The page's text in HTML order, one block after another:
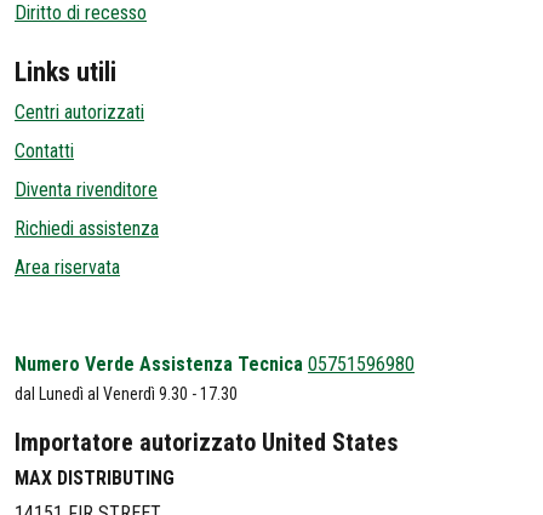
Diritto di recesso
Links utili
Centri autorizzati
Contatti
Diventa rivenditore
Richiedi assistenza
Area riservata
Numero Verde Assistenza Tecnica 05751596980
dal Lunedì al Venerdì 9.30 - 17.30
Importatore autorizzato United States
MAX DISTRIBUTING